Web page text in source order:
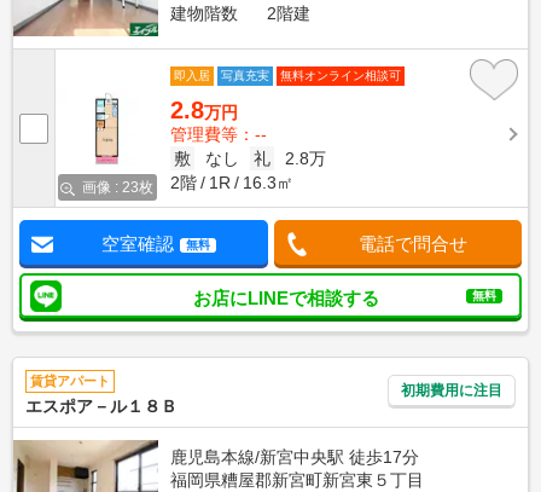
建物階数
2階建
画像 : 23枚
即入居 写真充実 無料オンライン相談可
2.8万円
管理費等：--
敷
なし 礼
2.8万
2階
1R 16.3㎡
空室確認 無料 電話で問合せ
お店にLINEで相談する 無料
賃貸アパート
エスポア－ル１８Ｂ
初期費用に注目
鹿児島本線/新宮中央駅 徒歩17分
福岡県糟屋郡新宮町新宮東５丁目